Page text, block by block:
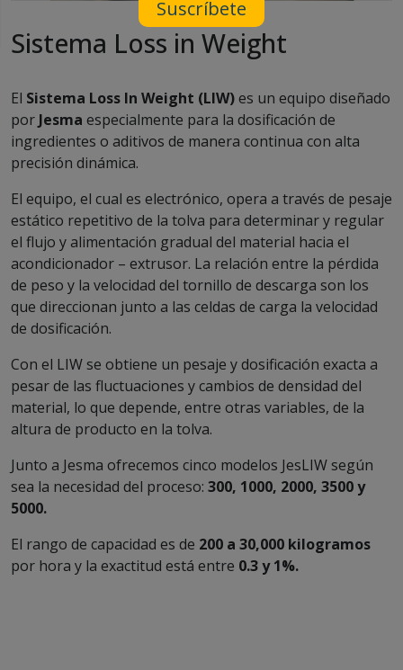
Sistema Loss in Weight
El Sistema Loss In Weight (LIW)es un equipo diseñado
por Jesma especialmente para la dosificación de
ingredientes o aditivos de manera continua con alta
precisión dinámica.
El equipo, el cual es electrónico, opera a través de pesaje
estático repetitivo de la tolva para determinar y regular
el flujo y alimentación gradual del material hacia el
acondicionador – extrusor. La relación entre la pérdida
de peso y la velocidad del tornillo de descarga son los
que direccionan junto a las celdas de carga la velocidad
de dosificación.
Con el LIW se obtiene un pesaje y dosificación exacta a
pesar de las fluctuaciones y cambios de densidad del
material, lo que depende, entre otras variables, de la
altura de producto en la tolva.
Junto a Jesma ofrecemos cinco modelos JesLIW según
sea la necesidad del proceso: 300, 1000, 2000, 3500 y
5000.
El rango de capacidad es de 200 a 30,000 kilogramos
por hora y la exactitud está entre 0.3 y 1%.
Suscríbete